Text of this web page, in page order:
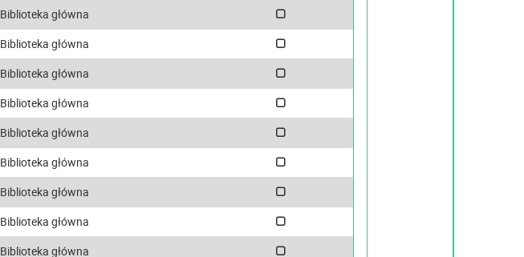
Biblioteka główna
Biblioteka główna
Biblioteka główna
Biblioteka główna
Biblioteka główna
Biblioteka główna
Biblioteka główna
Biblioteka główna
Biblioteka główna